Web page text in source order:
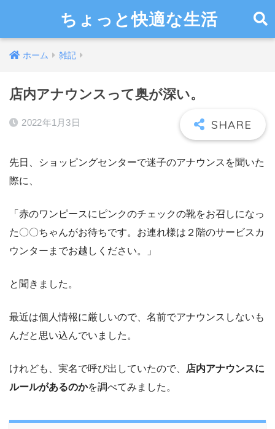
ちょっと快適な生活
ホーム 雑記
店内アナウンスって奥が深い。
2022年1月3日
先日、ショッピングセンターで迷子のアナウンスを聞いた
際に、
「赤のワンピースにピンクのチェックの靴をお召しになっ
た〇〇ちゃんがお待ちです。お連れ様は２階のサービスカ
ウンターまでお越しください。」
と聞きました。
最近は個人情報に厳しいので、名前でアナウンスしないも
んだと思い込んでいました。
けれども、実名で呼び出していたので、
店内アナウンスに
ルールがあるのかを調べてみました。